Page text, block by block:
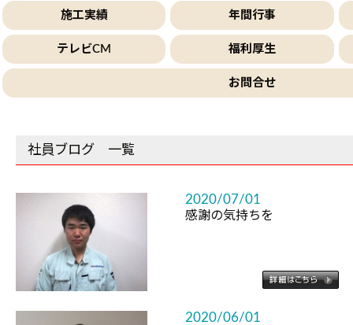
施工実績 年間行事
テレビCM 福利厚生
お問合せ
社員ブログ 一覧
2020/07/01
感謝の気持ちを
2020/06/01